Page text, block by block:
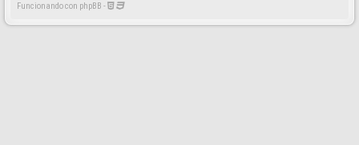
Funcionando con phpBB -